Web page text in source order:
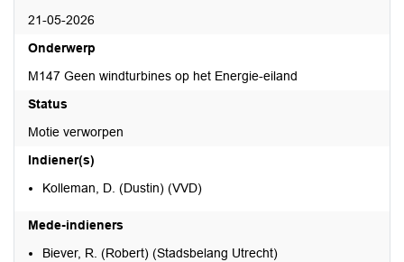
21-05-2026
Onderwerp
M147 Geen windturbines op het Energie-eiland
Status
Motie verworpen
Indiener(s)
Kolleman, D. (Dustin) (VVD)
Mede-indieners
Biever, R. (Robert) (Stadsbelang Utrecht)